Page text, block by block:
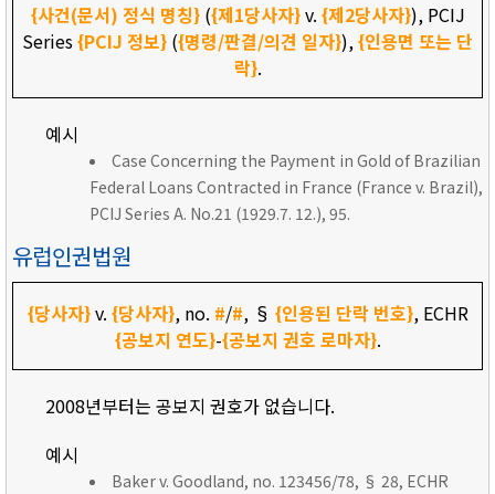
{사건(문서) 정식 명칭}({제1당사자}v. {제2당사자}), PCIJ
Series{PCIJ 정보} ({명령/판결/의견 일자}),{인용면 또는 단
락}.
예시
Case Concerning the Payment in Gold of Brazilian
Federal Loans Contracted in France (France v. Brazil),
PCIJ Series A. No.21 (1929.7. 12.), 95.
유럽인권법원
{당사자}v. {당사자}, no. #/#, § {인용된 단락 번호}, ECHR
{공보지 연도}-{공보지 권호 로마자}.
2008년부터는 공보지 권호가 없습니다.
예시
Baker v. Goodland, no. 123456/78, § 28, ECHR